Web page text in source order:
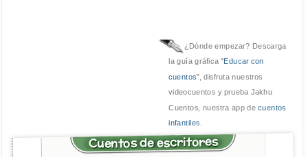
¿Dónde empezar? Descarga
la guía gráfica "Educar con
cuentos", disfruta nuestros
videocuentos y prueba Jakhu
Cuentos, nuestra app decuentos
infantiles.
Cuentos de escritores